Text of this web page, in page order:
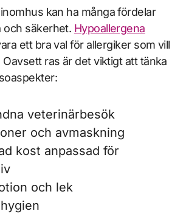
kan ha många fördelar
och säkerhet. Hypoallergena
ett bra val för allergiker som vill
ras är det viktigt att tänka
veterinärbesök
och avmaskning
kost anpassad för
och lek